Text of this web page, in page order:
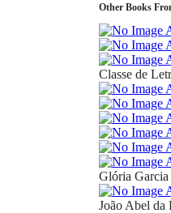
Other Books
Classe de
Glória Garcia
João Abel da